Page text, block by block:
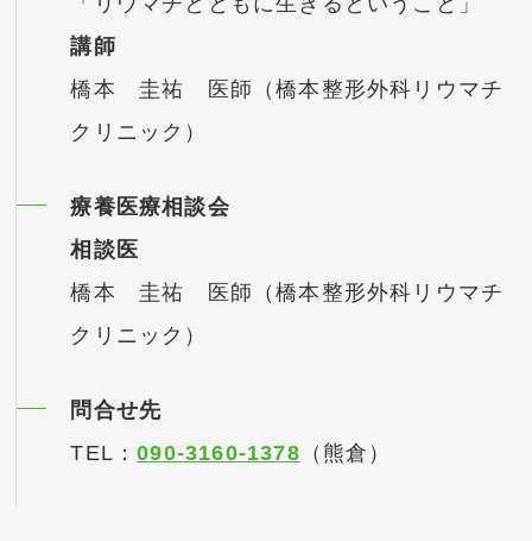
講師
橋本 圭祐 医師（橋本整形外科リウマチ
クリニック）
療養医療相談会
相談医
橋本 圭祐 医師（橋本整形外科リウマチ
クリニック）
問合せ先
TEL：090-3160-1378 （熊倉）